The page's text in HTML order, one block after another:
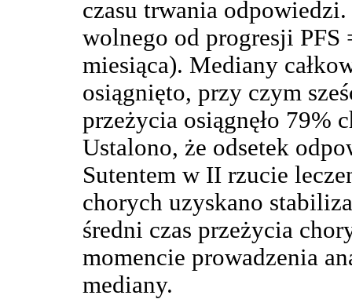
czasu trwania
wolnego od progresji PFS
miesiąca). Mediany
osiągnięto, przy czym
przeżycia osiągnęło 79%
Ustalono, że odsetek
Sutentem w II rzucie
chorych uzyskano
średni czas przeżycia
momencie prowadzenia
mediany.